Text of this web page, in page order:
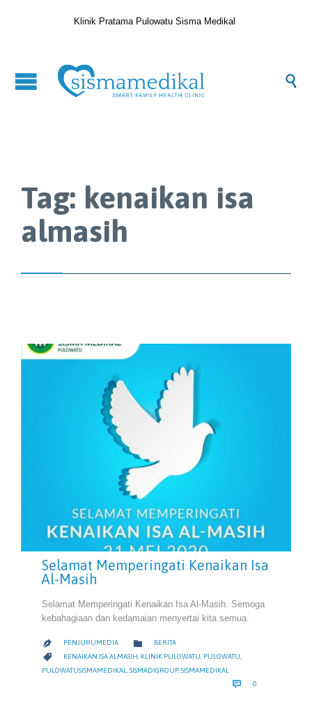
Klinik Pratama Pulowatu Sisma Medikal

Tag: kenaikan isa
almasih
Selamat Memperingati Kenaikan Isa
Al-Masih
Selamat Memperingati Kenaikan Isa Al-Masih. Semoga
kebahagiaan dan kedamaian menyertai kita semua.
 PENJURUMEDIA  CATEGORY
BERITA
 CATEGORY
KENAIKAN ISA ALMASIH, KLINIK PULOWATU, PULOWATU,
PULOWATUSISMAMEDIKAL
SISMADIGROUP, SISMAMEDIKAL
 0